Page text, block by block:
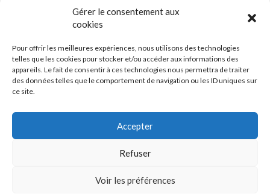
Gérer le consentement aux
cookies
Pour offrir les meilleures expériences, nous utilisons des technologies
telles que les cookies pour stocker et/ou accéder aux informations des
appareils. Le fait de consentir à ces technologies nous permettra de traiter
des données telles que le comportement de navigation ou les ID uniques sur
ce site.
Accepter
Refuser
Voir les préférences
FacebookTwitter